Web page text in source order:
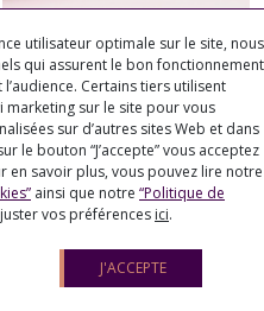
Sangle Rose Polypropylène
AJOUTER AU PANIER
DÈS 0€99
utilisateur optimale sur le site, nous
qui assurent le bon fonctionnement
Certains tiers utilisent
marketing sur le site pour vous
sur d’autres sites Web et dans
le bouton “J’accepte” vous acceptez
en savoir plus, vous pouvez lire notre
ainsi que notre “Politique de
vos préférences ici.
J'ACCEPTE